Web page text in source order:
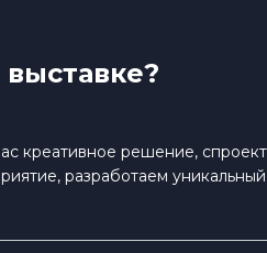
креативное решение,
разработаем